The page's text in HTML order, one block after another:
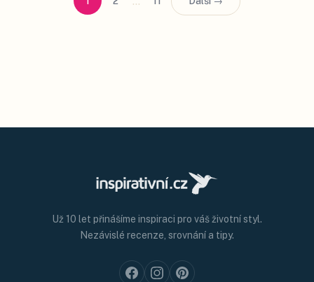
Už 10 let přinášíme inspiraci pro váš životní styl.
Nezávislé recenze, srovnání a tipy.